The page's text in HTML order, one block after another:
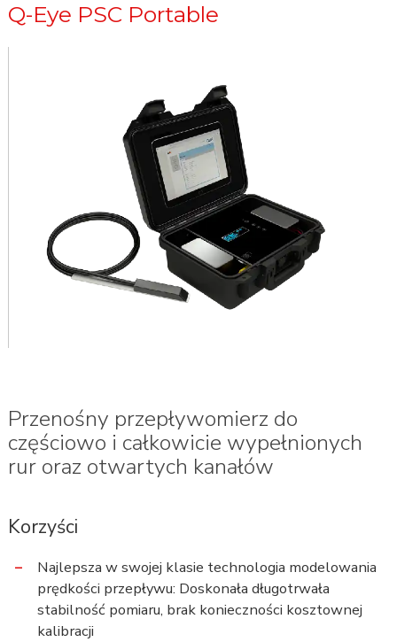
Q-Eye PSC Portable
Przenośny przepływomierz do
częściowo i całkowicie wypełnionych
rur oraz otwartych kanałów
Korzyści
Najlepsza w swojej klasie technologia modelowania
prędkości przepływu: Doskonała długotrwała
stabilność pomiaru, brak konieczności kosztownej
kalibracji